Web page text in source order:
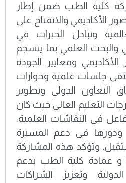
كلية الطب ضمن إطار
الأكاديمي والانفتاح على
وتبادل الخبرات في
والبحث العلمي بما ينسجم
ومعايير الجودة
جلسات علمية وحوارات
التعاون الدولي وتطوير
التعليم العالي حيث كان
في النقاشات العلمية،
في دعم المسيرة
وتؤكد هذه المشاركة
و عمادة كلية الطب بدعم
وتعزيز الشراكات